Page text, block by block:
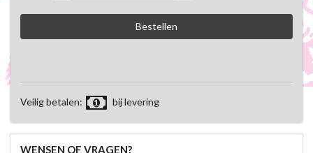
Veilig betalen: bij levering
WENSEN OF VRAGEN?